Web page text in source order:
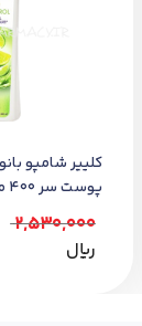
کليير شامپو
پوست سر 400 ميل
2,530,000
﷼